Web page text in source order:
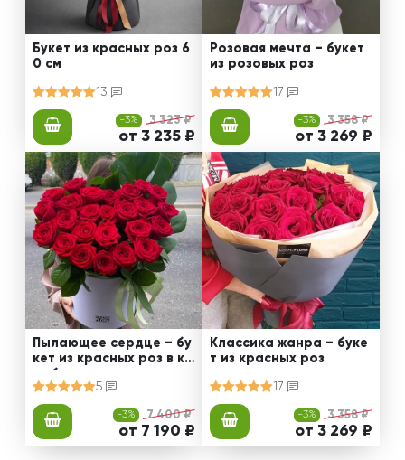
Букет из красных роз 6
0 см
13
-3% 3 323 ₽
от 3 235 ₽
Розовая мечта – букет
из розовых роз
17
-3% 3 358 ₽
от 3 269 ₽
Пылающее сердце – бу
кет из красных роз в ко
робке
5
-3% 7 400 ₽
от 7 190 ₽
Классика жанра – буке
т из красных роз
17
-3% 3 358 ₽
от 3 269 ₽